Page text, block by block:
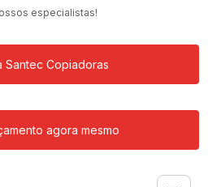
especialistas!
Santec Copiadoras
agora mesmo